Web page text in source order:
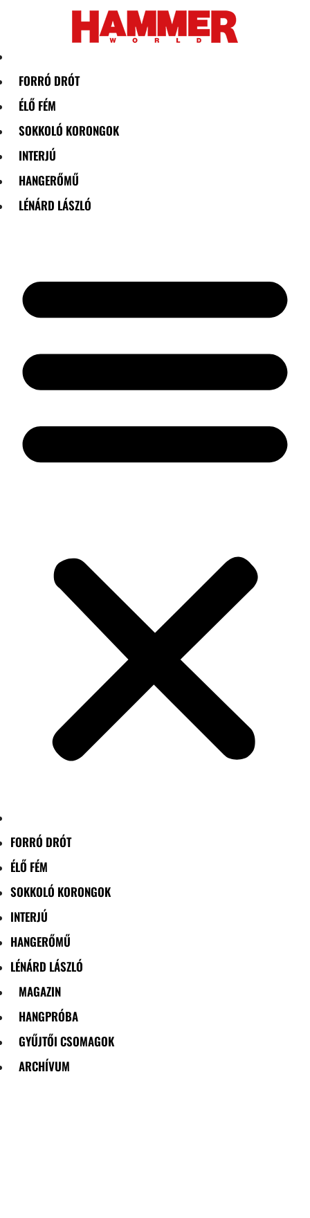
FORRÓ DRÓT
ÉLŐ FÉM
SOKKOLÓ KORONGOK
INTERJÚ
HANGERŐMŰ
LÉNÁRD LÁSZLÓ
FORRÓ DRÓT
ÉLŐ FÉM
SOKKOLÓ KORONGOK
INTERJÚ
HANGERŐMŰ
LÉNÁRD LÁSZLÓ
MAGAZIN
HANGPRÓBA
GYŰJTŐI CSOMAGOK
ARCHÍVUM